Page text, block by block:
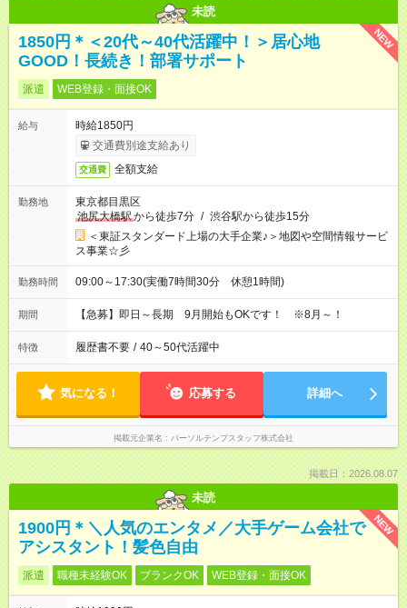
未読
NEW
1850円＊＜20代～40代活躍中！＞居心地
GOOD！長続き！部署サポート
派遣 WEB登録・面接OK
給与
時給1850円
交通費別途支給あり
交通費 全額支給
勤務地
東京都目黒区
池尻大橋駅から徒歩7分 / 渋谷駅から徒歩15分
＜東証スタンダード上場の大手企業♪＞地図や空間情報サービ
ス事業☆彡
勤務時間 09:00～17:30(実働7時間30分 休憩1時間)
期間 【急募】即日～長期 9月開始もOKです！ ※8月～！
特徴 履歴書不要 / 40～50代活躍中
気になる！ 応募する 詳細へ
掲載元企業名 パーソルテンプスタッフ株式会社
掲載日：2026.08.07
未読
NEW
1900円＊＼人気のエンタメ／大手ゲーム会社で
アシスタント！髪色自由
派遣 職種未経験OK ブランクOK WEB登録・面接OK